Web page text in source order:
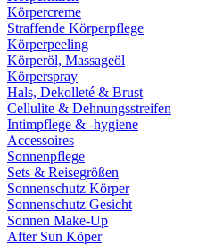
Körpercreme
Straffende Körperpflege
Körperpeeling
Körperöl, Massageöl
Körperspray
Hals, Dekolleté & Brust
Cellulite & Dehnungsstreifen
Intimpflege & -hygiene
Accessoires
Sonnenpflege
Sets & Reisegrößen
Sonnenschutz Körper
Sonnenschutz Gesicht
Sonnen Make-Up
After Sun Köper